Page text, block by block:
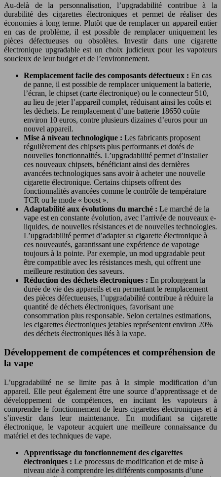
Au-delà de la personnalisation, l’upgradabilité contribue à la
durabilité des cigarettes électroniques et permet de réaliser des
économies à long terme. Plutôt que de remplacer un appareil entier
en cas de problème, il est possible de remplacer uniquement les
pièces défectueuses ou obsolètes. Investir dans une cigarette
électronique upgradable est un choix judicieux pour les vapoteurs
soucieux de leur budget et de l’environnement.
Remplacement facile des composants défectueux : En cas
de panne, il est possible de remplacer uniquement la batterie,
l’écran, le chipset (carte électronique) ou le connecteur 510,
au lieu de jeter l’appareil complet, réduisant ainsi les coûts et
les déchets. Le remplacement d’une batterie 18650 coûte
environ 10 euros, contre plusieurs dizaines d’euros pour un
nouvel appareil.
Mise à niveau technologique : Les fabricants proposent
régulièrement des chipsets plus performants et dotés de
nouvelles fonctionnalités. L’upgradabilité permet d’installer
ces nouveaux chipsets, bénéficiant ainsi des dernières
avancées technologiques sans avoir à acheter une nouvelle
cigarette électronique. Certains chipsets offrent des
fonctionnalités avancées comme le contrôle de température
TCR ou le mode « boost ».
Adaptabilité aux évolutions du marché : Le marché de la
vape est en constante évolution, avec l’arrivée de nouveaux e-
liquides, de nouvelles résistances et de nouvelles technologies.
L’upgradabilité permet d’adapter sa cigarette électronique à
ces nouveautés, garantissant une expérience de vapotage
toujours à la pointe. Par exemple, un mod upgradable peut
être compatible avec les résistances mesh, qui offrent une
meilleure restitution des saveurs.
Réduction des déchets électroniques : En prolongeant la
durée de vie des appareils et en permettant le remplacement
des pièces défectueuses, l’upgradabilité contribue à réduire la
quantité de déchets électroniques, favorisant une
consommation plus responsable. Selon certaines estimations,
les cigarettes électroniques jetables représentent environ 20%
des déchets électroniques liés à la vape.
Développement de compétences et compréhension de
la vape
L’upgradabilité ne se limite pas à la simple modification d’un
appareil. Elle peut également être une source d’apprentissage et de
développement de compétences, en incitant les vapoteurs à
comprendre le fonctionnement de leurs cigarettes électroniques et à
s’investir dans leur maintenance. En modifiant sa cigarette
électronique, le vapoteur acquiert une meilleure connaissance du
matériel et des techniques de vape.
Apprentissage du fonctionnement des cigarettes
électroniques : Le processus de modification et de mise à
niveau aide à comprendre les différents composants d’une